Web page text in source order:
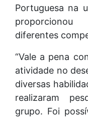
Portuguesa na
diferentes
“Vale a pena
atividade no
diversas
realizaram
grupo. Foi